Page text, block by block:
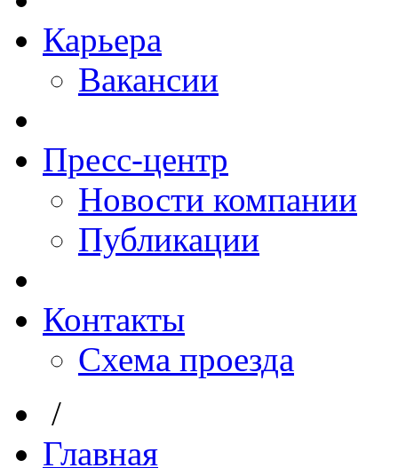
Карьера
Вакансии
Пресс-центр
Новости компании
Публикации
Контакты
Схема проезда
/
Главная